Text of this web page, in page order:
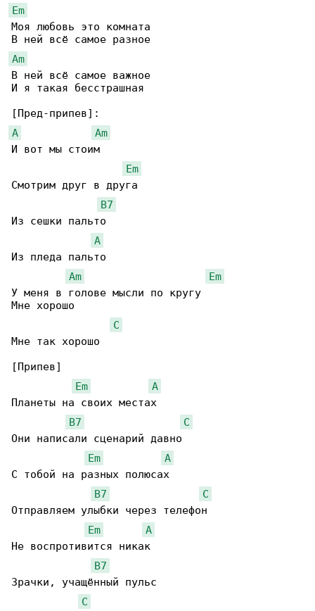
Em
Моя любовь это комната
Am
В ней всё самое важное
И я такая бесстрашная
A
Am
И вот мы стоим
Em
Смотрим друг в друга
B7
Из сешки пальто
A
Из пледа пальто
Am
Em
У меня в голове мысли по кругу
Мне хорошо
C
Мне так хорошо
[Припев]
Em
A
Планеты на своих местах
B7
C
Они написали сценарий давно
Em
A
С тобой на разных полюсах
B7
C
Отправляем улыбки через телефон
Em
A
Не воспротивится никак
B7
Зрачки, учащённый пульс
C